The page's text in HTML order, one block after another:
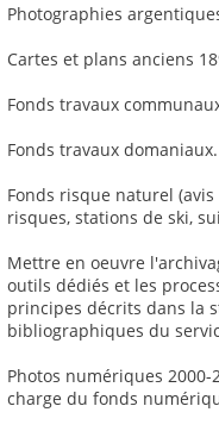
Photographies
Cartes et plans anciens
Fonds travaux
Fonds travaux domaniaux.
Fonds risque naturel (avis
risques, stations de ski,
Mettre en oeuvre
outils dédiés et les
principes décrits dans la
bibliographiques du
Photos numériques
charge du fonds